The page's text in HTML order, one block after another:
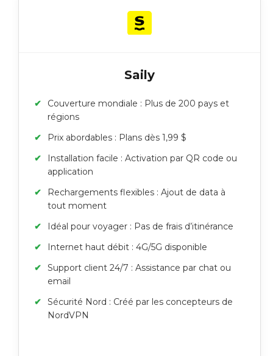
Saily
Couverture mondiale : Plus de 200 pays et
régions
Prix abordables : Plans dès 1,99 $
Installation facile : Activation par QR code ou
application
Rechargements flexibles : Ajout de data à
tout moment
Idéal pour voyager : Pas de frais d’itinérance
Internet haut débit : 4G/5G disponible
Support client 24/7 : Assistance par chat ou
email
Sécurité Nord : Créé par les concepteurs de
NordVPN